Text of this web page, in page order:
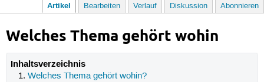
Artikel Bearbeiten Verlauf Diskussion Abonnieren
Welches Thema gehört wohin
Inhaltsverzeichnis
Welches Thema gehört wohin?